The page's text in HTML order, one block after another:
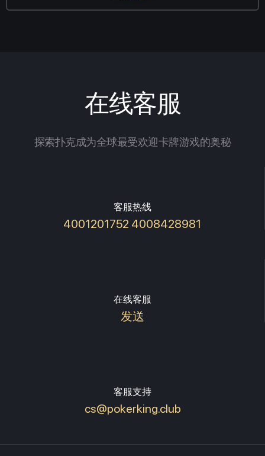
在线客服
探索扑克成为全球最受欢迎卡牌游戏的奥秘
客服热线
4001201752 4008428981
在线客服
发送
客服支持
cs@pokerking.club